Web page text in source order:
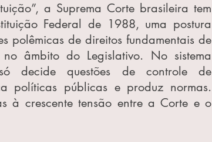
a Suprema Corte brasileira tem
Federal de 1988, uma postura
polêmicas de direitos fundamentais de
âmbito do Legislativo. No sistema
decide questões de controle de
políticas públicas e produz normas.
à crescente tensão entre a Corte e o